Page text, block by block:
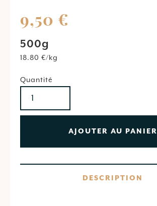
9,50 €
500g
18.80 €/kg
Quantité
AJOUTER AU PANIER
DESCRIPTION